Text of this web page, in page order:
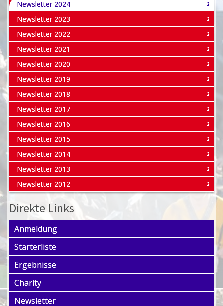
Newsletter 2024
Newsletter 2023
Newsletter 2022
Newsletter 2021
Newsletter 2020
Newsletter 2019
Newsletter 2018
Newsletter 2017
Newsletter 2016
Newsletter 2015
Newsletter 2014
Newsletter 2013
Newsletter 2012
Direkte Links
Anmeldung
Starterliste
Ergebnisse
Charity
Newsletter